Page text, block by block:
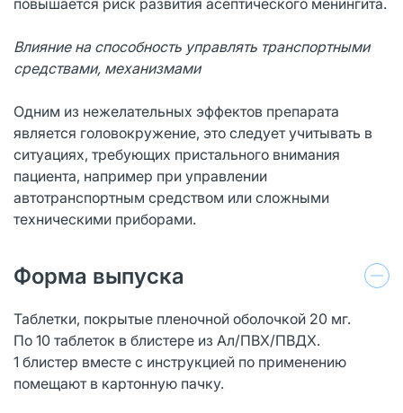
Влияние на способность управлять транспортными
средствами, механизмами
Одним из нежелательных эффектов препарата
является головокружение, это следует учитывать в
ситуациях, требующих пристального внимания
пациента, например при управлении
автотранспортным средством или сложными
техническими приборами.
Форма выпуска
Таблетки, покрытые пленочной оболочкой 20 мг.
По 10 таблеток в блистере из Ал/ПВХ/ПВДХ.
1 блистер вместе с инструкцией по применению
помещают в картонную пачку.